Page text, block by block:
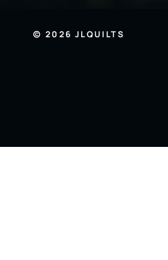
© 2026 JLQUILTS